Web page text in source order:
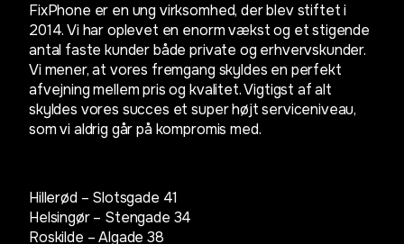
FixPhone er en ung virksomhed, der blev stiftet i
2014. Vi har oplevet en enorm vækst og et stigende
antal faste kunder både private og erhvervskunder.
Vi mener, at vores fremgang skyldes en perfekt
afvejning mellem pris og kvalitet. Vigtigst af alt
skyldes vores succes et super højt serviceniveau,
som vi aldrig går på kompromis med.
Hillerød – Slotsgade 41
Helsingør – Stengade 34
Roskilde – Algade 38